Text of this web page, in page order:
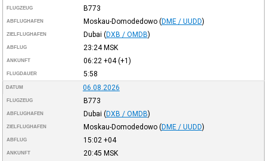
FLUGZEUG B773
ABFLUGHAFEN Moskau-Domodedowo (DME / UUDD)
ZIELFLUGHAFEN Dubai (DXB / OMDB)
ABFLUG 23:24MSK
ANKUNFT 06:22 +04(+1)
FLUGDAUER 5:58
DATUM 06.08.2026
FLUGZEUG B773
ABFLUGHAFEN Dubai (DXB / OMDB)
ZIELFLUGHAFEN Moskau-Domodedowo (DME / UUDD)
ABFLUG 15:02 +04
ANKUNFT 20:45 MSK